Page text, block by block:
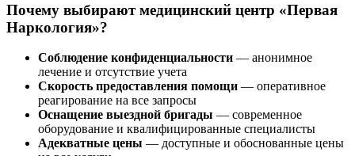
Почему выбирают медицинский центр «Первая
Наркология»?
Соблюдение конфиденциальности — анонимное
лечение и отсутствие учета
Скорость предоставления помощи — оперативное
реагирование на все запросы
Оснащение выездной бригады — современное
оборудование и квалифицированные специалисты
Адекватные цены — доступные и обоснованные цены